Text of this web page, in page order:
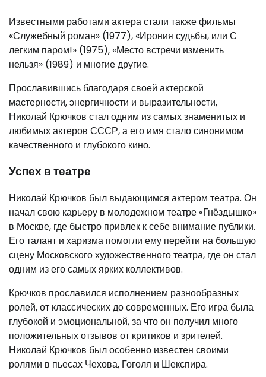
Известными работами актера стали также фильмы
«Служебный роман» (1977), «Ирония судьбы, или С
легким паром!» (1975), «Место встречи изменить
нельзя» (1989) и многие другие.
Прославившись благодаря своей актерской
мастерности, энергичности и выразительности,
Николай Крючков стал одним из самых знаменитых и
любимых актеров СССР, а его имя стало синонимом
качественного и глубокого кино.
Успех в театре
Николай Крючков был выдающимся актером театра. Он
начал свою карьеру в молодежном театре «Гнёздышко»
в Москве, где быстро привлек к себе внимание публики.
Его талант и харизма помогли ему перейти на большую
сцену Московского художественного театра, где он стал
одним из его самых ярких коллективов.
Крючков прославился исполнением разнообразных
ролей, от классических до современных. Его игра была
глубокой и эмоциональной, за что он получил много
положительных отзывов от критиков и зрителей.
Николай Крючков был особенно известен своими
ролями в пьесах Чехова, Гоголя и Шекспира.